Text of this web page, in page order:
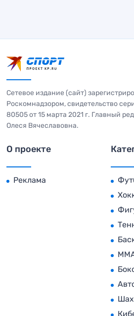
Сетевое издание (сайт)
Роскомнадзором, свидетельство
80505 от 15 марта 2021 г. Главный
Олеся Вячеславовна.
О проекте
Реклама